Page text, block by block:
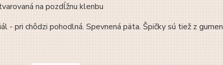
na pozdĺžnu klenbu
- pri chôdzi pohodlná. Spevnená päta. Špičky sú tiež z